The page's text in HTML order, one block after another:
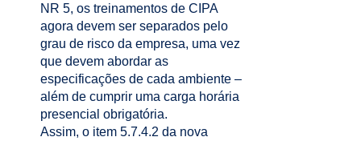
NR 5, os treinamentos de CIPA
agora devem ser separados pelo
grau de risco da empresa, uma vez
que devem abordar as
especificações de cada ambiente –
além de cumprir uma carga horária
presencial obrigatória.
Assim, o item 5.7.4.2 da nova